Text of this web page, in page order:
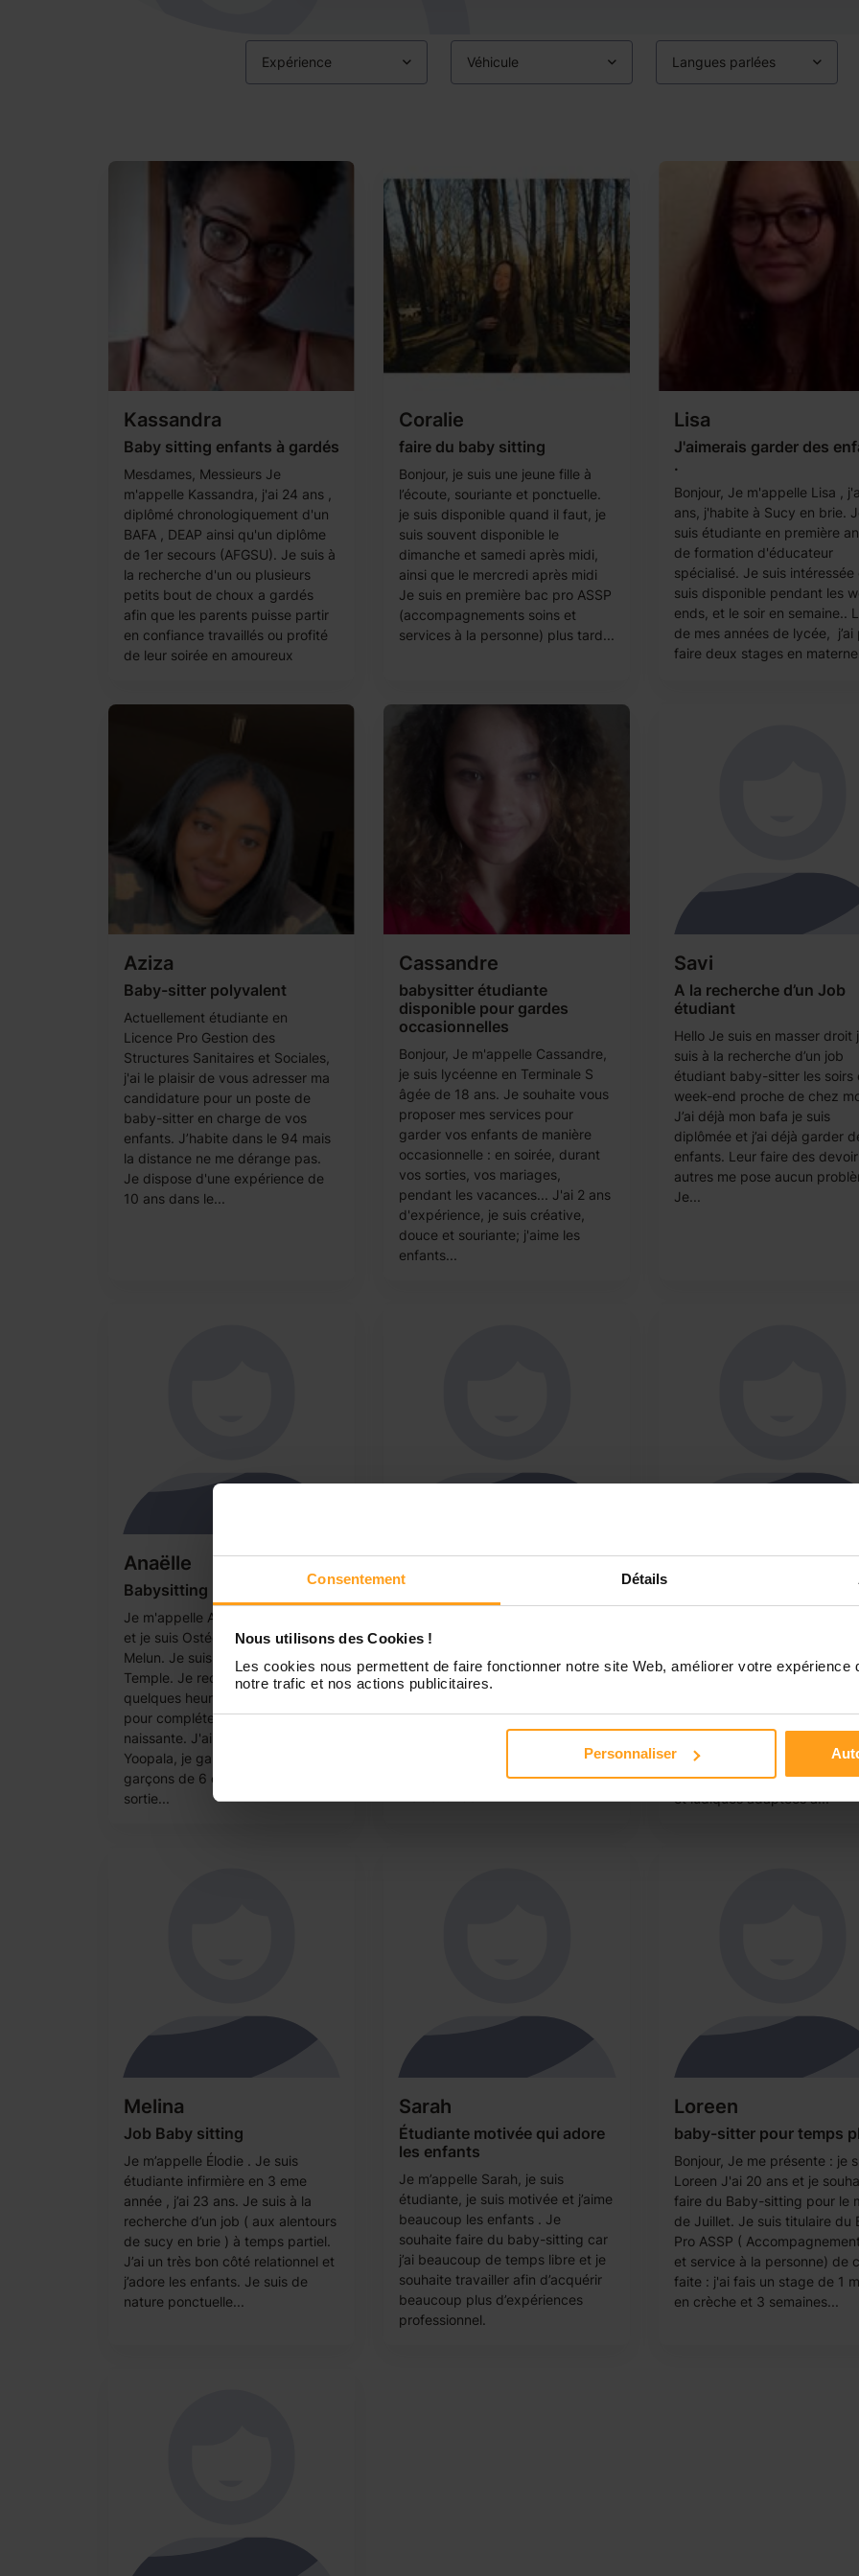
Consentement Détails
Nous utilisons des Cookies !
Les cookies nous permettent de faire fonctionner notre site Web, améliorer votre expérience
notre trafic et nos actions publicitaires.
Personnaliser
Expérience Véhicule Langues parlées
Kassandra
Baby sitting enfants à gardés
Mesdames, Messieurs Je
m'appelle Kassandra, j'ai 24 ans ,
diplômé chronologiquement d'un
BAFA , DEAP ainsi qu'un diplôme
de 1er secours (AFGSU). Je suis à
la recherche d'un ou plusieurs
petits bout de choux a gardés
afin que les parents puisse partir
en confiance travaillés ou profité
de leur soirée en amoureux
Coralie
faire du baby sitting
Bonjour, je suis une jeune fille à
l’écoute, souriante et ponctuelle.
je suis disponible quand il faut, je
suis souvent disponible le
dimanche et samedi après midi,
ainsi que le mercredi après midi
Je suis en première bac pro ASSP
(accompagnements soins et
services à la personne) plus tard...
Lisa
J'aimerais garder des
.
Bonjour, Je m'appelle Lisa ,
ans, j'habite à Sucy en brie.
suis étudiante en première
de formation d'éducateur
spécialisé. Je suis intéressée
suis disponible pendant les
ends, et le soir en semaine..
de mes années de lycée, j’ai
faire deux stages en
Aziza
Baby-sitter polyvalent
Actuellement étudiante en
Licence Pro Gestion des
Structures Sanitaires et Sociales,
j'ai le plaisir de vous adresser ma
candidature pour un poste de
baby-sitter en charge de vos
enfants. J’habite dans le 94 mais
la distance ne me dérange pas.
Je dispose d'une expérience de
10 ans dans le...
Cassandre
babysitter étudiante
disponible pour gardes
occasionnelles
Bonjour, Je m'appelle Cassandre,
je suis lycéenne en Terminale S
âgée de 18 ans. Je souhaite vous
proposer mes services pour
garder vos enfants de manière
occasionnelle : en soirée, durant
vos sorties, vos mariages,
pendant les vacances... J'ai 2 ans
d'expérience, je suis créative,
douce et souriante; j'aime les
enfants...
Savi
A la recherche d’un Job
étudiant
Hello Je suis en masser droit
suis à la recherche d’un job
étudiant baby-sitter les soirs
week-end proche de chez
J’ai déjà mon bafa je suis
diplômée et j’ai déjà garder
enfants. Leur faire des
autres me pose aucun
Je...
Anaëlle
Babysitting - Anaëlle Cremer
Je m'appelle Anaëlle , j'ai 24 ans
et je suis Ostéopathe proche de
Melun. Je suis de Savigny le
Temple. Je recherche a faire
quelques heures de baby-sitting
pour compléter mon activité
naissante. J'ai déjà travailler avec
Yoopala, je gardais 2 petits
garçons de 6 et 4 ans de la
sortie...
Diawara
Proposition de mes service
pour vos enfant
Bonjour je m’appelle Hatoumata
être une bonne nounou super
joyeuse avec plein d’activité pour
vos enfant . J’ai déjà eu beaucoup
d’enfant de bas âge jusqu’à
travailler en crèche un bon
Marriya
d’expérience dans la garde
d’enfants, j’ai accompagné des
leur sécurité, leur bien-être
organisée et créative, j’aime
proposer des activités
et ludiques adaptées à...
Melina
Job Baby sitting
Je m’appelle Élodie . Je suis
étudiante infirmière en 3 eme
année , j’ai 23 ans. Je suis à la
recherche d’un job ( aux alentours
de sucy en brie ) à temps partiel.
J’ai un très bon côté relationnel et
j’adore les enfants. Je suis de
nature ponctuelle...
Sarah
Étudiante motivée qui adore
les enfants
Je m’appelle Sarah, je suis
étudiante, je suis motivée et j’aime
beaucoup les enfants . Je
souhaite faire du baby-sitting car
j’ai beaucoup de temps libre et je
souhaite travailler afin d’acquérir
beaucoup plus d’expériences
professionnel.
Loreen
baby-sitter pour temps
Bonjour, Je me présente : je
Loreen J'ai 20 ans et je
faire du Baby-sitting pour le
de Juillet. Je suis titulaire du
Pro ASSP (
et service à la personne) de
faite : j'ai fais un stage de 1
en crèche et 3 semaines...